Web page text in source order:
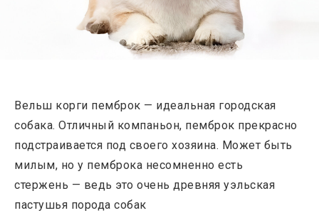
Вельш корги пемброк — идеальная городская
собака. Отличный компаньон, пемброк прекрасно
подстраивается под своего хозяина. Может быть
милым, но у пемброка несомненно есть
стержень — ведь это очень древняя уэльская
пастушья порода собак